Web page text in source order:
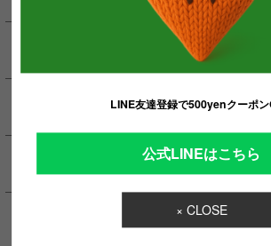
LINE友達登録で500yenクーポ
公式LINEはこちら
× CLOSE